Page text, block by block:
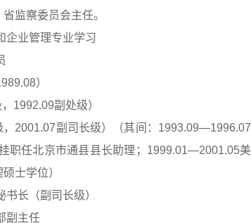
监察委员会主任。
业管理专业学习
）
1992.09副处级）
2001.07副司长级）（其间：
职任北京市通县县长助理；1999.01—2001.05
士学位）
长（副司长级）
副主任